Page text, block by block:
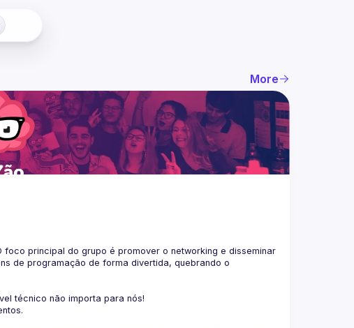
More
principal do grupo é promover o networking e disseminar
de programação de forma divertida, quebrando o
técnico não importa para nós!